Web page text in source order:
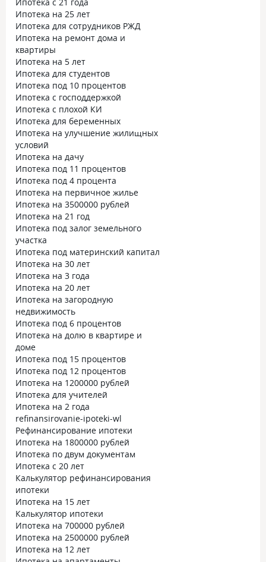
Ипотека на 25 лет
Ипотека для сотрудников РЖД
Ипотека на ремонт дома и
квартиры
Ипотека на 5 лет
Ипотека для студентов
Ипотека под 10 процентов
Ипотека с господдержкой
Ипотека с плохой КИ
Ипотека для беременных
Ипотека на улучшение жилищных
условий
Ипотека на дачу
Ипотека под 11 процентов
Ипотека под 4 процента
Ипотека на первичное жилье
Ипотека на 3500000 рублей
Ипотека на 21 год
Ипотека под залог земельного
участка
Ипотека под материнский капитал
Ипотека на 30 лет
Ипотека на 3 года
Ипотека на 20 лет
Ипотека на загородную
недвижимость
Ипотека под 6 процентов
Ипотека на долю в квартире и
доме
Ипотека под 15 процентов
Ипотека под 12 процентов
Ипотека на 1200000 рублей
Ипотека для учителей
Ипотека на 2 года
refinansirovanie-ipoteki-wl
Рефинансирование ипотеки
Ипотека на 1800000 рублей
Ипотека по двум документам
Ипотека с 20 лет
Калькулятор рефинансирования
ипотеки
Ипотека на 15 лет
Калькулятор ипотеки
Ипотека на 700000 рублей
Ипотека на 2500000 рублей
Ипотека на 12 лет